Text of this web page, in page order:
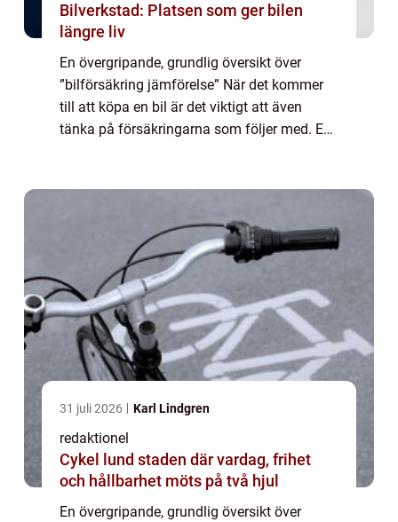
Bilverkstad: Platsen som ger bilen
längre liv
En övergripande, grundlig översikt över
”bilförsäkring jämförelse” När det kommer
till att köpa en bil är det viktigt att även
tänka på försäkringarna som följer med. En
31 juli 2026 Karl Lindgren
redaktionel
Cykel lund staden där vardag, frihet
och hållbarhet möts på två hjul
En övergripande, grundlig översikt över